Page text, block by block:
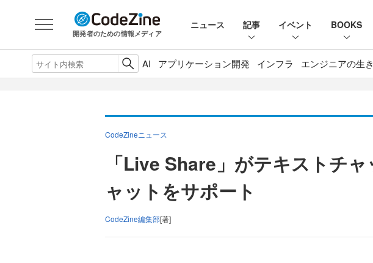
開発者のための情報メディア
ニュース 記事 イベント BOOKS
AI アプリケーション開発 インフラ エンジニアの生
CodeZineニュース
「Live Share」がテキストチ
ャットをサポート
CodeZine編集部[著]